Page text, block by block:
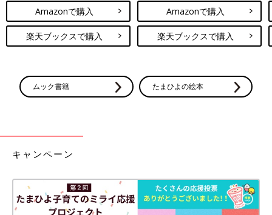
Amazonで購入
楽天ブックスで購入
Amazonで購入
楽天ブックスで購入
ムック書籍 たまひよの絵本
キャンペーン